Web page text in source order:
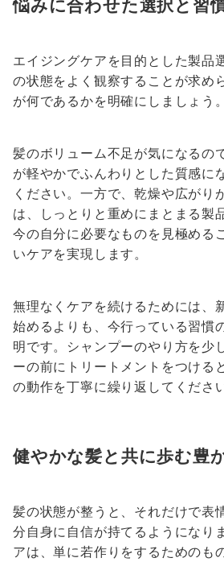
悩みに合わせた選択と習
エイジングケアを目的とした製品
の状態をよく観察することが求め
が何であるかを明確にしましょう。
髪のボリューム不足が気になるの
が軽やかでふんわりとした質感に
ください。一方で、乾燥や広がり
は、しっとりと重めにまとまる製
今の自分に必要なものを見極める
いケアを実現します。
無理なくケアを続けるためには、
始めるよりも、今行っている習慣
明です。シャンプーのやり方を少
ーの前にトリートメントをつける
の動作を丁寧に繰り返してください
健やかな髪と共に歩む豊
髪の状態が整うと、それだけで表
分自身に自信が持てるようになり
アは、単に若作りをするためのも